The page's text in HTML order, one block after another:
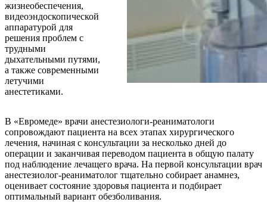
жизнеобеспечения,
видеоэндоскопической
аппаратурой для
решения проблем с
трудными
дыхательными путями,
а также современными
летучими
анестетиками.
В «Евромеде» врачи анестезиологи-реаниматологи
сопровождают пациента на всех этапах хирургического
лечения, начиная с консультации за несколько дней до
операции и заканчивая переводом пациента в общую палату
под наблюдение лечащего врача. На первой консультации врач
анестезиолог-реаниматолог тщательно собирает анамнез,
оценивает состояние здоровья пациента и подбирает
оптимальный вариант обезболивания.